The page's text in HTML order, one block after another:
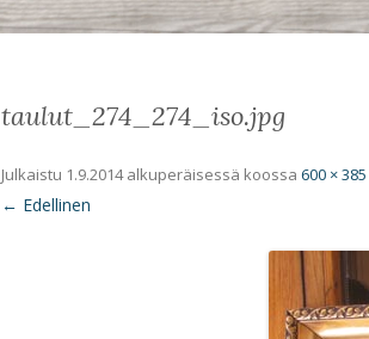
taulut_274_274_iso.jpg
Julkaistu 1.9.2014alkuperäisessä koossa 600 × 385
← Edellinen